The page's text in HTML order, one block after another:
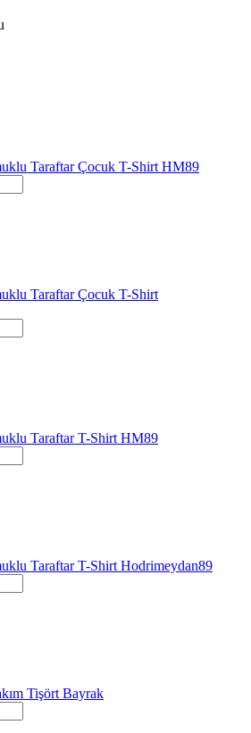
Taraftar Çocuk T-Shirt HM89
Taraftar Çocuk T-Shirt
Taraftar T-Shirt HM89
Taraftar T-Shirt Hodrimeydan89
Tişört Bayrak